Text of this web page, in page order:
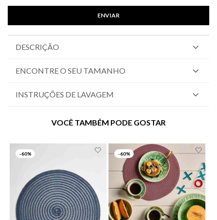
ENVIAR
DESCRIÇÃO
ENCONTRE O SEU TAMANHO
INSTRUÇÕES DE LAVAGEM
VOCÊ TAMBÉM PODE GOSTAR
-60% -60%